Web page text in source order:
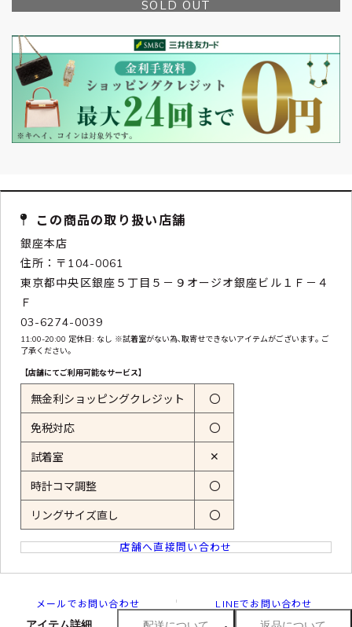
SOLD OUT
この商品の取り扱い店舗
銀座本店
住所：〒104-0061
東京都中央区銀座５丁目５－９オージオ銀座ビル１Ｆ－４
Ｆ
03-6274-0039
11:00-20:00 定休日: なし ※試着室がない為､取寄せできないアイテムがございます｡ ご
了承ください｡
【店舗にてご利用可能なサービス】
無金利ショッピングクレジット 〇
免税対応 〇
試着室 ✕
時計コマ調整 〇
リングサイズ直し 〇
店舗へ直接問い合わせ
メールでお問い合わせ LINEでお問い合わせ
アイテム詳細